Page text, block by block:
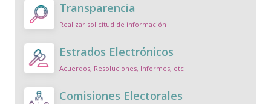
Transparencia
Realizar solicitud de información
Estrados Electrónicos
Acuerdos, Resoluciones, Informes, etc
Comisiones Electorales